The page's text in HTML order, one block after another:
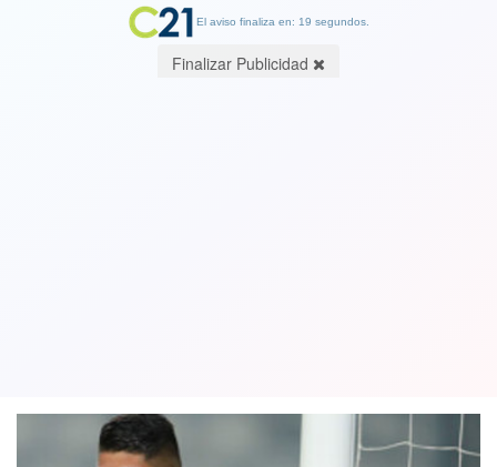
El aviso finaliza en: 19 segundos.
Finalizar Publicidad